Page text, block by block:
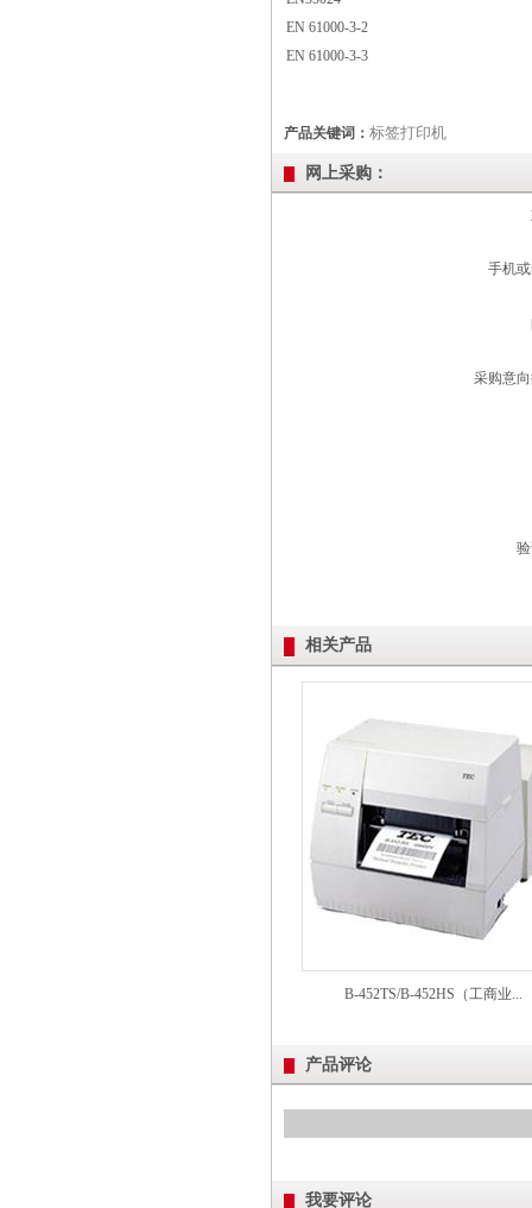
EN 61000-3-2
EN 61000-3-3
产品关键词： 标签打印机
网上采购：
手机
采购意
相关产品
B-452TS/B-452HS（工商业...
产品评论
我要评论